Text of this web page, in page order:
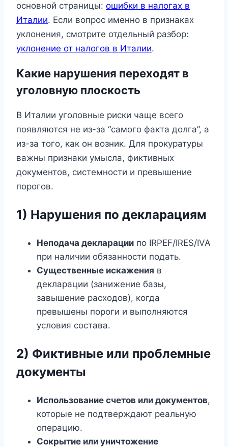
основной страницы: ошибки в налогах в
Италии. Если вопрос именно в признаках
уклонения, смотрите отдельный разбор:
уклонение от налогов в Италии.
Какие нарушения переходят в
уголовную плоскость
В Италии уголовные риски чаще всего
появляются не из-за “самого факта долга”, а
из-за того, как он возник. Для прокуратуры
важны признаки умысла, фиктивных
документов, системности и превышение
порогов.
1) Нарушения по декларациям
Неподача декларации по IRPEF/IRES/IVA
при наличии обязанности подать.
Существенные искажения в
декларации (занижение базы,
завышение расходов), когда
превышены пороги и выполняются
условия состава.
2) Фиктивные или проблемные
документы
Использование счетов или документов,
которые не подтверждают реальную
операцию.
Сокрытие или уничтожение